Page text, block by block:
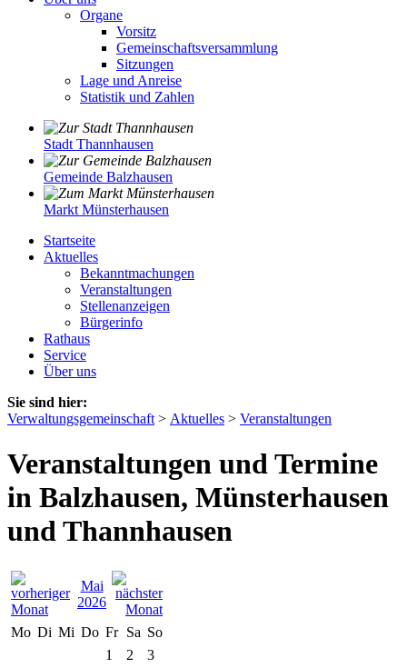
Organe
Vorsitz
Gemeinschaftsversammlung
Sitzungen
Lage und Anreise
Statistik und Zahlen
Stadt Thannhausen
Gemeinde Balzhausen
Markt Münsterhausen
Startseite
Aktuelles
Bekanntmachungen
Veranstaltungen
Stellenanzeigen
Bürgerinfo
Rathaus
Service
Über uns
Sie sind hier:
Verwaltungsgemeinschaft > Aktuelles > Veranstaltungen
Veranstaltungen und Termine
in Balzhausen, Münsterhausen
und Thannhausen
Mai
2026
Mo Di Mi Do Fr Sa So
1
2
3